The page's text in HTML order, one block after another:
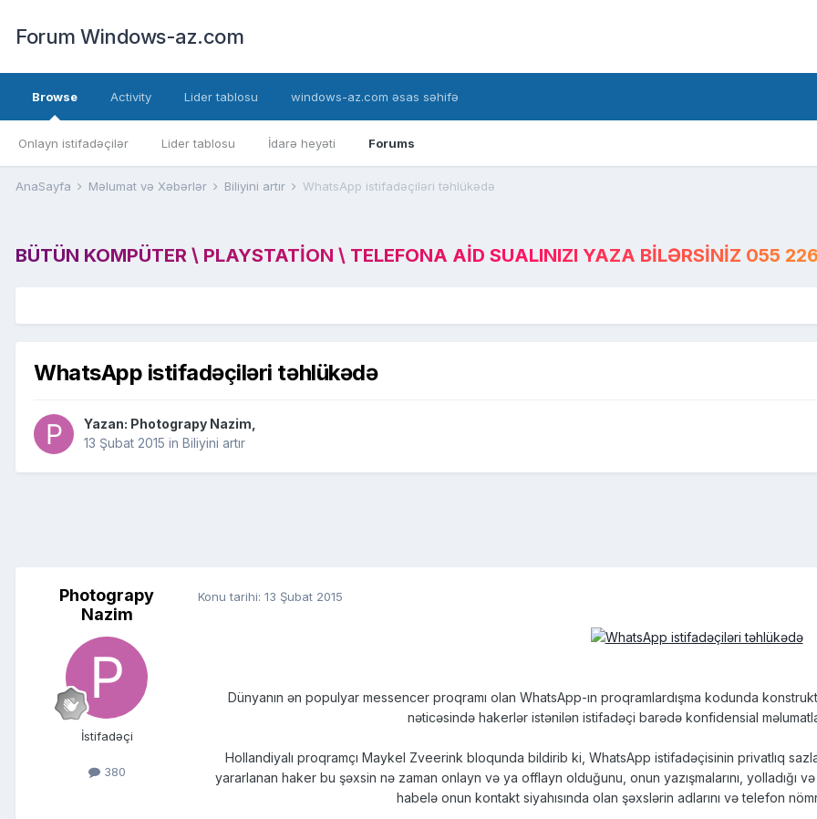
Forum Windows-az.com
Browse
Onlayn istifadəçilər Lider tablosu İdarə heyəti Forums
Activity Lider tablosu windows-az.com əsas səhifə
AnaSayfa Məlumat və Xəbərlər Biliyini artır WhatsApp istifadəçiləri təhlükədə
BÜTÜN KOMPÜTER \ PLAYSTATION \ TELEFONA AID SUALINIZI YAZA BILƏRSINIZ 055
WhatsApp istifadəçiləri təhlükədə
Yazan: Photograpy Nazim
13 Şubat 2015 in Biliyini artır
Photograpy
Nazim
İstifadəçi
380
Konu tarihi: 13 Şubat 2015
Dünyanın ən populyar messencer proqramı olan WhatsApp-ın proqramlardışma kodunda
nəticəsində hakerlər istənilən istifadəçi barədə konfidensial
Hollandiyalı proqramçı Maykel Zveerink bloqunda bildirib ki, WhatsApp istifadəçisinin privatlıq
yararlanan haker bu şəxsin nə zaman onlayn və ya offlayn olduğunu, onun yazışmalarını, yolladığı və
habelə onun kontakt siyahısında olan şəxslərin adlarını və telefon